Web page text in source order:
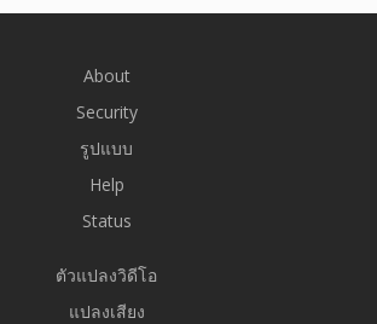
About
Security
รูปแบบ
Help
Status
ตัวแปลงวิดีโอ
แปลงเสียง